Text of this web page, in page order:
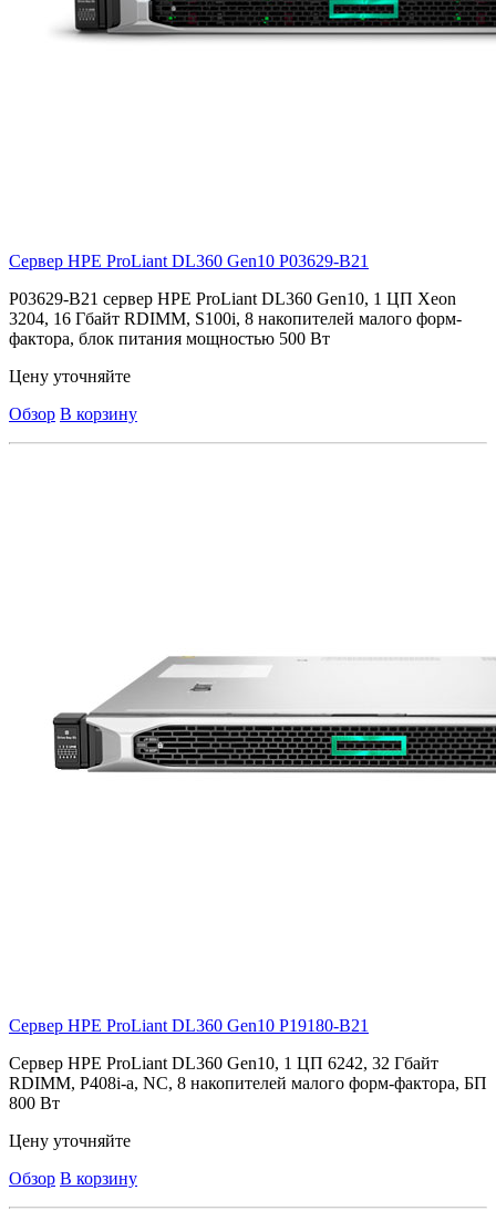
Сервер HPE ProLiant DL360 Gen10 P03629-B21
P03629-B21 cервер HPE ProLiant DL360 Gen10, 1 ЦП Xeon
3204, 16 Гбайт RDIMM, S100i, 8 накопителей малого форм-
фактора, блок питания мощностью 500 Вт
Цену уточняйте
Обзор В корзину
Сервер HPE ProLiant DL360 Gen10 P19180-B21
Сервер HPE ProLiant DL360 Gen10, 1 ЦП 6242, 32 Гбайт
RDIMM, P408i-a, NC, 8 накопителей малого форм-фактора, БП
800 Вт
Цену уточняйте
Обзор В корзину